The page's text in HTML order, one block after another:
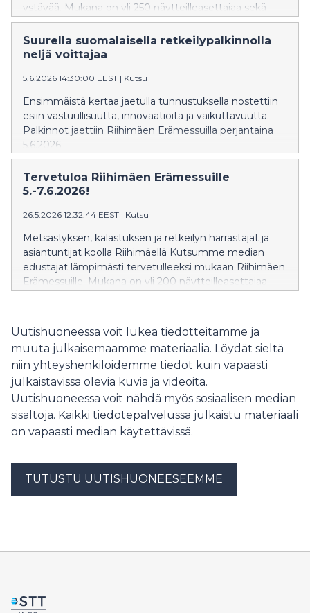
ystävää. Mukana on yli 250 näytteilleasettajaa sekä
runsaasti ohjelmaa ja mahdollisuuksia kokeilla.
Tunnelma messualueella oli alusta asti innostunut, kun
joka toinen vuosi järjestettävä tapahtuma kokosi
Suurella suomalaisella retkeilypalkinnolla
neljä voittajaa
5.6.2026 14:30:00 EEST | Kutsu
Ensimmäistä kertaa jaetulla tunnustuksella nostettiin
esiin vastuullisuutta, innovaatioita ja vaikuttavuutta.
Palkinnot jaettiin Riihimäen Erämessuilla perjantaina
5.6.2026.
Tervetuloa Riihimäen Erämessuille
5.-7.6.2026!
26.5.2026 12:32:44 EEST | Kutsu
Metsästyksen, kalastuksen ja retkeilyn harrastajat ja
asiantuntijat koolla Riihimäellä Kutsumme median
edustajat lämpimästi tervetulleeksi mukaan Riihimäen
Erämessuille. Mukana on yli 200 näytteilleasettajaa
monipuolisesti luonnossa liikkuvat yhteen jo 1972
vuodesta lähtien.
Uutishuoneessa voit lukea tiedotteitamme ja
muuta julkaisemaamme materiaalia. Löydät sieltä
niin yhteyshenkilöidemme tiedot kuin vapaasti
julkaistavissa olevia kuvia ja videoita.
Uutishuoneessa voit nähdä myös sosiaalisen median
sisältöjä. Kaikki tiedotepalvelussa julkaistu materiaali
on vapaasti median käytettävissä.
TUTUSTU UUTISHUONEESEEMME